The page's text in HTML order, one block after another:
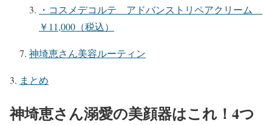
・コスメデコルテ アドバンストリペアクリーム
￥11,000（税込）
神埼恵さん美容ルーティン
まとめ
神埼恵さん溺愛の美顔器はこれ！4つ